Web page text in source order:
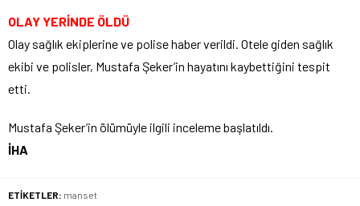
OLAY YERİNDE ÖLDÜ
Olay sağlık ekiplerine ve polise haber verildi. Otele giden sağlık
ekibi ve polisler, Mustafa Şeker’in hayatını kaybettiğini tespit
etti.
Mustafa Şeker’in ölümüyle ilgili inceleme başlatıldı.
İHA
ETİKETLER: manset